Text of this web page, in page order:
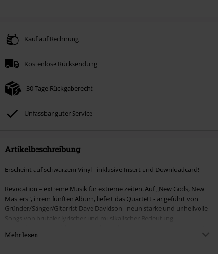
Kauf auf Rechnung
Kostenlose Rücksendung
30 Tage Rückgaberecht
Unfassbar guter Service
Artikelbeschreibung
Erscheint auf schwarzem Vinyl - inklusive Insert und Downloadcard!
Revocation = extreme Musik für extreme Zeiten. Auf „New Gods, New
Masters", ihrem fünften Album, liefert das Quartett - angeführt von
Gründer/Sänger/Gitarrist Dave Davidson - neun starke und unheilvolle
Songs von brutaler lyrischer und musikalischer Bedeutung.
Haunted, Spiritbox), thematisieren Tracks wie „Cronenberged" (feat.
Mehr lesen